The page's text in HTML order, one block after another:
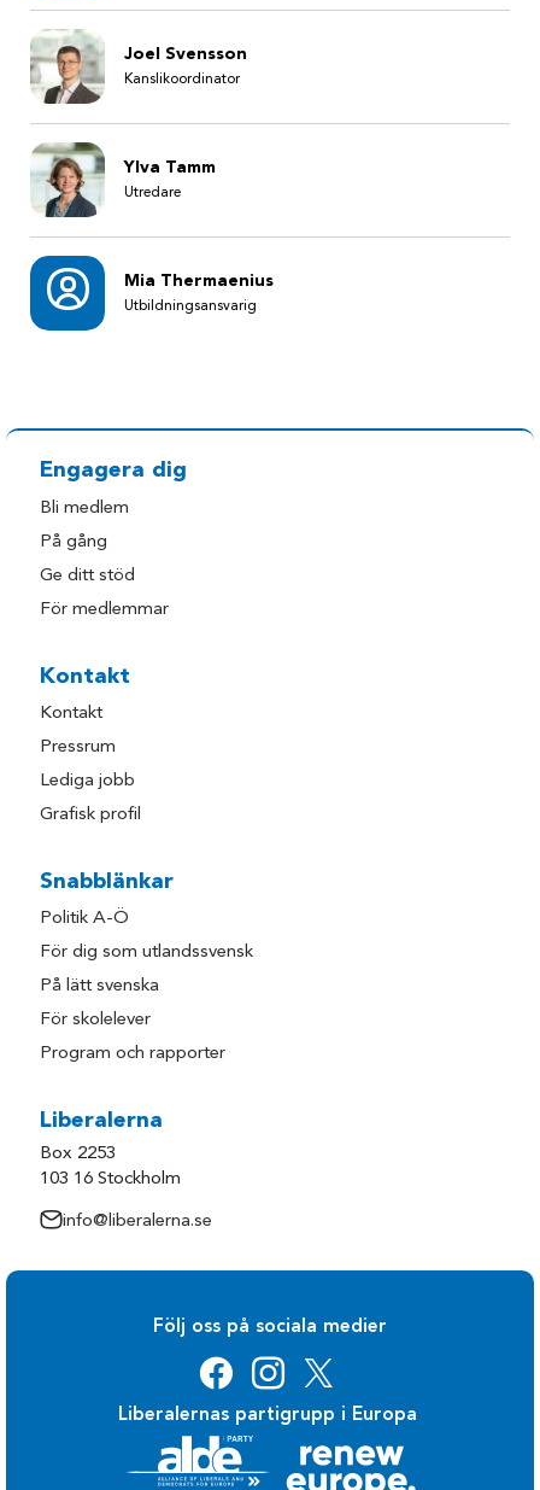
Joel Svensson
Kanslikoordinator
Ylva Tamm
Utredare
Mia Thermaenius
Utbildningsansvarig
Engagera dig
Bli medlem
På gång
Ge ditt stöd
För medlemmar
Kontakt
Kontakt
Pressrum
Lediga jobb
Grafisk profil
Snabblänkar
Politik A-Ö
För dig som utlandssvensk
På lätt svenska
För skolelever
Program och rapporter
Liberalerna
Box 2253
103 16 Stockholm
info@liberalerna.se
Följ oss på sociala medier
Liberalernas partigrupp i Europa